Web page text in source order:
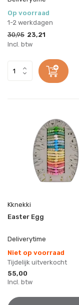
Op voorraad
1-2 werkdagen
30,95 23,21
Incl. btw
Kknekki
Easter Egg
Deliverytime
Niet op voorraad
Tijdelijk uitverkocht
55,00
Incl. btw